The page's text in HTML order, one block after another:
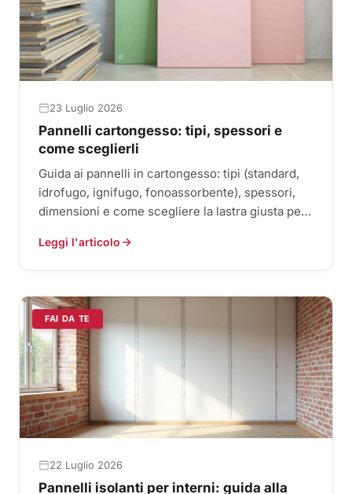
23 Luglio 2026
Pannelli cartongesso: tipi, spessori e
come sceglierli
Guida ai pannelli in cartongesso: tipi (standard,
idrofugo, ignifugo, fonoassorbente), spessori,
dimensioni e come scegliere la lastra giusta per
Leggi l'articolo
FAI DA TE
22 Luglio 2026
Pannelli isolanti per interni: guida alla